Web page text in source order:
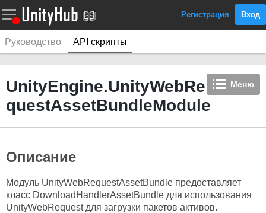
Регистрация Вход
Руководство API скрипты
Меню
UnityEngine.UnityWebRe
questAssetBundleModule
Описание
Модуль UnityWebRequestAssetBundle предоставляет
класс DownloadHandlerAssetBundle для использования
UnityWebRequest для загрузки пакетов активов.